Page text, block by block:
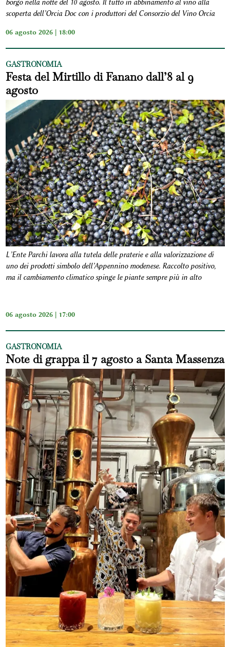
borgo nella notte del 10 agosto. Il tutto in abbinamento al vino alla
scoperta dell’Orcia Doc con i produttori del Consorzio del Vino Orcia
06 agosto 2026 | 18:00
GASTRONOMIA
Festa del Mirtillo di Fanano dall’8 al 9
agosto
L’Ente Parchi lavora alla tutela delle praterie e alla valorizzazione di
uno dei prodotti simbolo dell’Appennino modenese. Raccolto positivo,
ma il cambiamento climatico spinge le piante sempre più in alto
06 agosto 2026 | 17:00
GASTRONOMIA
Note di grappa il 7 agosto a Santa Massenza